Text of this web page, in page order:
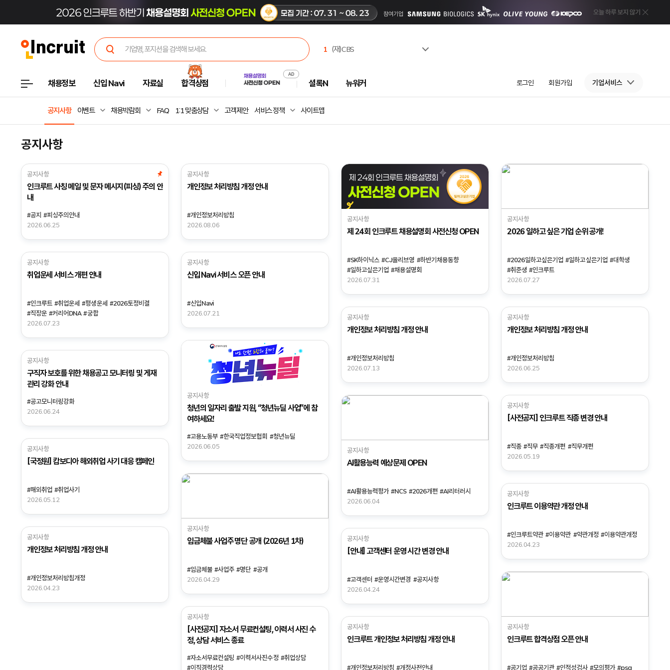
1 (재)CBS
4
한국부동산원
5 한국수력원자력(주)
6
채용정보 신입 Navi 자료실 합격상점 셜록N 뉴워커 로그인 회원가입 기업서비스
공지사항 이벤트 채용박람회 FAQ 1:1 맞춤상담 고객제안 서비스 정책 사이트맵
공지사항
공지사항
인크루트 사칭 메일 및 문자 메시지(피싱) 주의 안
내
#공지 #피싱주의안내
2026.06.25
공지사항
개인정보 처리방침 개정 안내
#개인정보처리방침
2026.08.06
공지사항
제 24회 인크루트 채용설명회 사전신청 OPEN
#SK하이닉스 #CJ올리브영 #하반기채용동향
#일하고싶은기업 #채용설명회
2026.07.31
공지사항
2026 일하고 싶은 기업 순위 공개!
#2026일하고싶은기업 #일하고싶은기업 #대학생
#취준생 #인크루트
2026.07.27
공지사항
취업운세 서비스 개편 안내
#인크루트 #취업운세 #평생운세 #2026토정비결
#직장운 #커리어DNA #궁합
2026.07.23
공지사항
신입 Navi 서비스 오픈 안내
#신입Navi
2026.07.21
공지사항
개인정보 처리방침 개정 안내
#개인정보처리방침
2026.07.13
공지사항
개인정보 처리방침 개정 안내
#개인정보처리방침
2026.06.25
공지사항
구직자 보호를 위한 채용공고 모니터링 및 게재
관리 강화 안내
#공고모니터링강화
2026.06.24
공지사항
청년의 일자리 출발 지원, “청년뉴딜 사업”에 참
여하세요!
#고용노동부 #한국직업정보협회 #청년뉴딜
2026.06.05
공지사항
AI활용능력 예상문제 OPEN
#AI활용능력평가 #NCS #2026개편 #AI리터러시
2026.06.04
공지사항
[사전공지] 인크루트 직종 변경 안내
#직종 #직무 #직종개편 #직무개편
2026.05.19
공지사항
[국정원] 캄보디아 해외취업 사기 대응 캠페인
#해외취업 #취업사기
2026.05.12
공지사항
임금체불 사업주 명단 공개 (2026년 1차)
#임금체불 #사업주 #명단 #공개
2026.04.29
공지사항
[안내] 고객센터 운영 시간 변경 안내
#고객센터 #운영시간변경 #공지사항
2026.04.24
공지사항
인크루트 이용약관 개정 안내
#인크루트약관 #이용약관 #약관개정 #이용약관개정
2026.04.23
공지사항
개인정보 처리방침 개정 안내
#개인정보처리방침개정
2026.04.23
공지사항
[사전공지] 자소서 무료컨설팅, 이력서 사진 수
정, 상담 서비스 종료
#자소서무료컨설팅 #이력서사진수정 #취업상담
#이직경력상담
공지사항
인크루트 개인정보 처리방침 개정 안내
#개인정보처리방침 #개정사전안내
공지사항
인크루트 합격상점 오픈 안내
#공기업 #공공기관 #인적성검사 #모의평가 #psg